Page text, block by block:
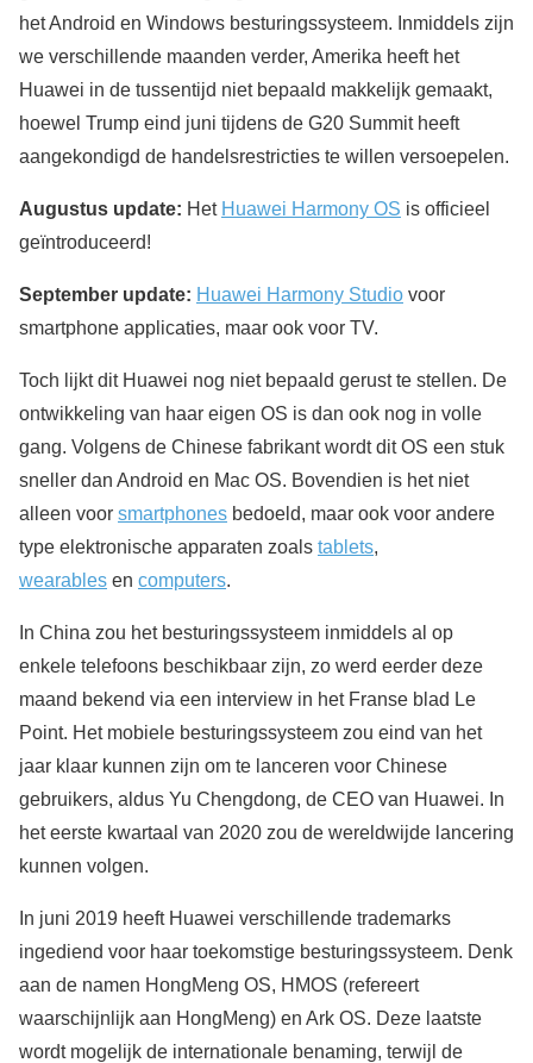
het Android en Windows besturingssysteem. Inmiddels zijn
we verschillende maanden verder, Amerika heeft het
Huawei in de tussentijd niet bepaald makkelijk gemaakt,
hoewel Trump eind juni tijdens de G20 Summit heeft
aangekondigd de handelsrestricties te willen versoepelen.
Augustus update: Het Huawei Harmony OS is officieel
geïntroduceerd!
September update: Huawei Harmony Studio voor
smartphone applicaties, maar ook voor TV.
Toch lijkt dit Huawei nog niet bepaald gerust te stellen. De
ontwikkeling van haar eigen OS is dan ook nog in volle
gang. Volgens de Chinese fabrikant wordt dit OS een stuk
sneller dan Android en Mac OS. Bovendien is het niet
alleen voor smartphones bedoeld, maar ook voor andere
type elektronische apparaten zoals tablets,
wearables en computers.
In China zou het besturingssysteem inmiddels al op
enkele telefoons beschikbaar zijn, zo werd eerder deze
maand bekend via een interview in het Franse blad Le
Point. Het mobiele besturingssysteem zou eind van het
jaar klaar kunnen zijn om te lanceren voor Chinese
gebruikers, aldus Yu Chengdong, de CEO van Huawei. In
het eerste kwartaal van 2020 zou de wereldwijde lancering
kunnen volgen.
In juni 2019 heeft Huawei verschillende trademarks
ingediend voor haar toekomstige besturingssysteem. Denk
aan de namen HongMeng OS, HMOS (refereert
waarschijnlijk aan HongMeng) en Ark OS. Deze laatste
wordt mogelijk de internationale benaming, terwijl de